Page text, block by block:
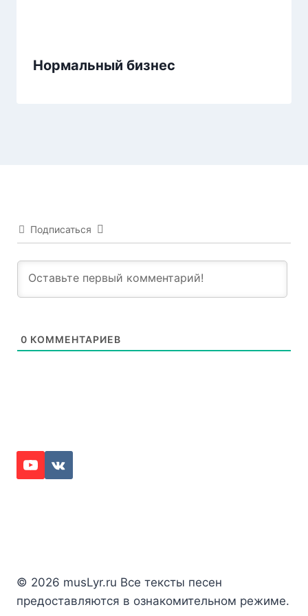
Нормальный бизнес
Подписаться
0 КОММЕНТАРИЕВ
© 2026 musLyr.ru Все тексты песен
предоставляются в ознакомительном режиме.